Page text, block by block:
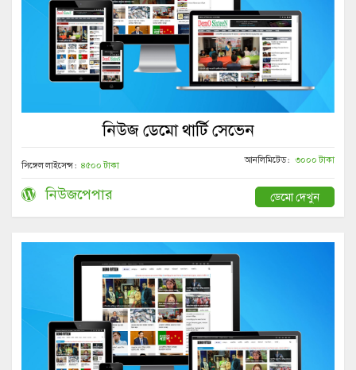
নিউজ ডেমো থার্টি সেভেন
সিঙ্গেল লাইসেন্স : ৪৫০০ টাকা আনলিমিটেড : ৩০০০ টাকা
নিউজপেপার ডেমো দেখুন